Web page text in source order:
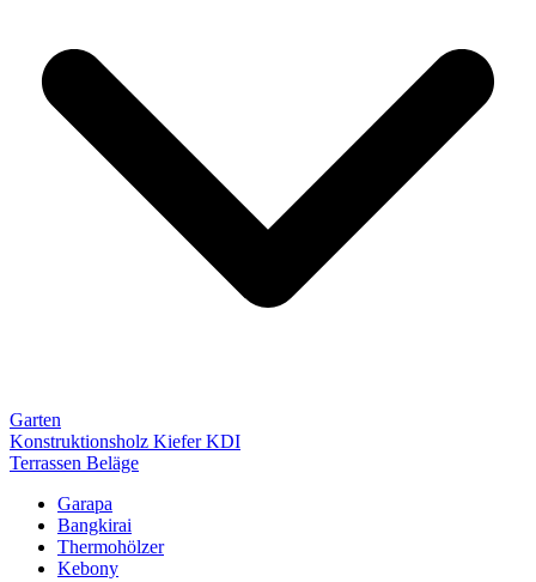
Garten
Konstruktionsholz Kiefer KDI
Terrassen Beläge
Garapa
Bangkirai
Thermohölzer
Kebony